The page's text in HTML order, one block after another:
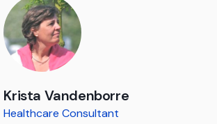
Krista Vandenborre
Healthcare Consultant